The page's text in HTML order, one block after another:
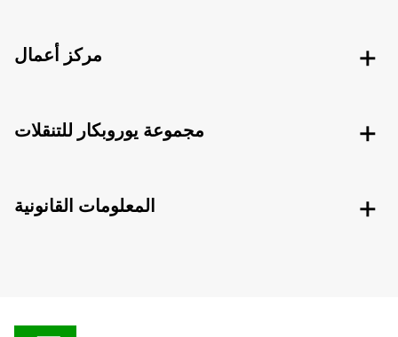
مركز أعمال
مجموعة يوروبكار للتنقلات
المعلومات القانونية